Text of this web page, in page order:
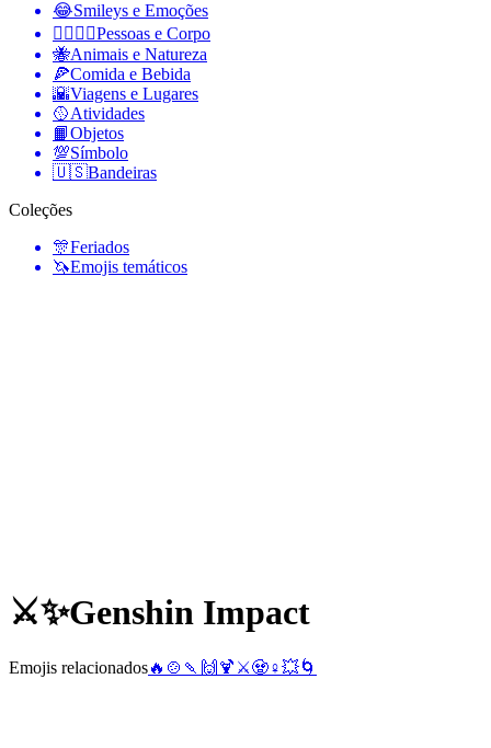
😂Smileys e Emoções
👩‍❤️‍💋‍👨Pessoas e Corpo
🐝Animais e Natureza
🍕Comida e Bebida
🌇Viagens e Lugares
🥎Atividades
📙Objetos
💯Símbolo
🇺🇸Bandeiras
Coleções
🎊Feriados
🦄Emojis temáticos
⚔️✨Genshin Impact
Emojis relacionados🔥 🍲 🍡 🙌 🍹 ⚔️🧟♀️💥🌀